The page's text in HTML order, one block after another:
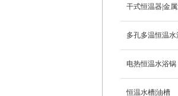
干式恒温器|金
多孔多温恒温水
电热恒温水浴锅
恒温水槽|油槽